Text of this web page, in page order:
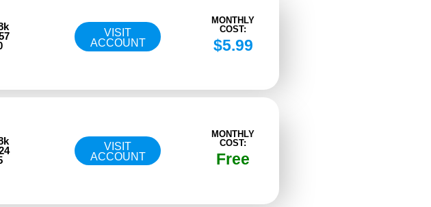
VISIT
ACCOUNT
MONTHLY
COST:
$5.99
VISIT
ACCOUNT
MONTHLY
COST:
Free